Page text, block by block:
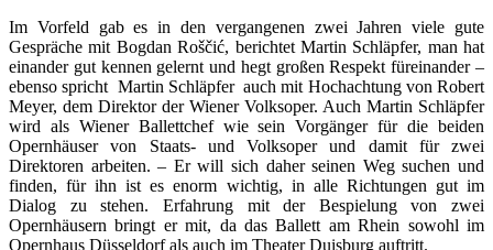
Im Vorfeld gab es in den vergangenen zwei Jahren viele gute
Gespräche mit Bogdan Roščić, berichtet Martin Schläpfer, man hat
einander gut kennen gelernt und hegt großen Respekt füreinander –
ebenso spricht Martin Schläpfer auch mit Hochachtung von Robert
Meyer, dem Direktor der Wiener Volksoper. Auch Martin Schläpfer
wird als Wiener Ballettchef wie sein Vorgänger für die beiden
Opernhäuser von Staats- und Volksoper und damit für zwei
Direktoren arbeiten. – Er will sich daher seinen Weg suchen und
finden, für ihn ist es enorm wichtig, in alle Richtungen gut im
Dialog zu stehen. Erfahrung mit der Bespielung von zwei
Opernhäusern bringt er mit, da das Ballett am Rhein sowohl im
Opernhaus Düsseldorf als auch im Theater Duisburg auftritt.